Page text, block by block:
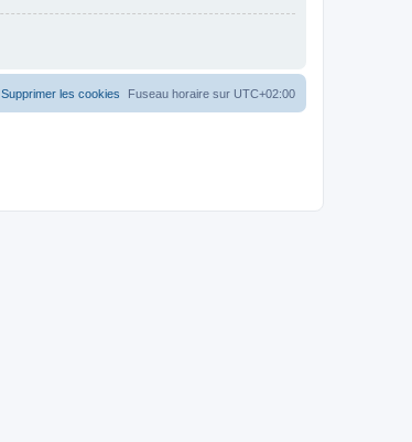
Fuseau horaire sur UTC+02:00
Supprimer les cookies